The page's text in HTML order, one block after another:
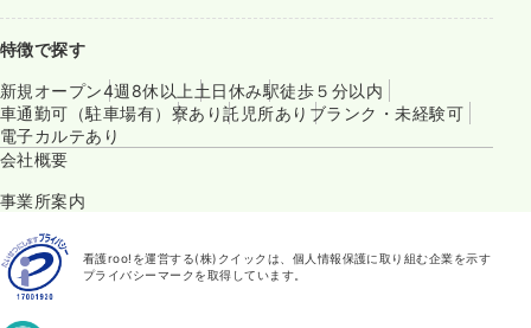
特徴で探す
新規オープン4週8休以上 土日休み駅徒歩５分以内
車通勤可（駐車場有） 寮あり託児所あり ブランク・未経験可
電子カルテあり
会社概要
事業所案内
看護roo!を運営する(株)クイックは、個人情報保護に取り組む企業を示す
プライバシーマークを取得しています。